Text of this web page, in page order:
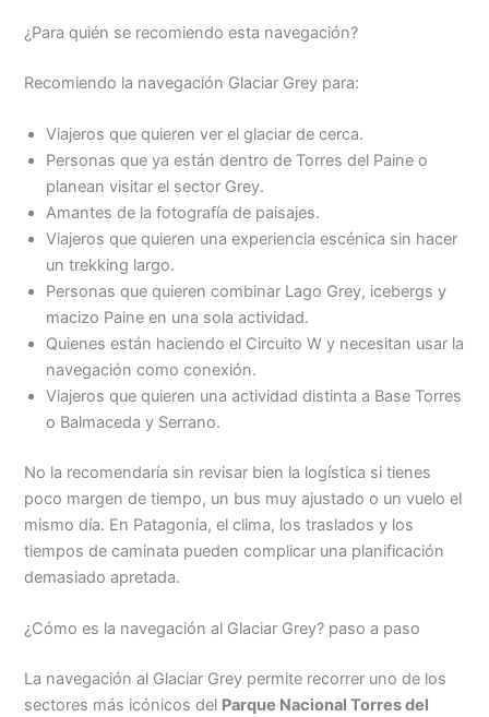
¿Para quién se recomiendo esta navegación?
Recomiendo la navegación Glaciar Grey para:
Viajeros que quieren ver el glaciar de cerca.
Personas que ya están dentro de Torres del Paine o
planean visitar el sector Grey.
Amantes de la fotografía de paisajes.
Viajeros que quieren una experiencia escénica sin hacer
un trekking largo.
Personas que quieren combinar Lago Grey, icebergs y
macizo Paine en una sola actividad.
Quienes están haciendo el Circuito W y necesitan usar la
navegación como conexión.
Viajeros que quieren una actividad distinta a Base Torres
o Balmaceda y Serrano.
No la recomendaría sin revisar bien la logística si tienes
poco margen de tiempo, un bus muy ajustado o un vuelo el
mismo día. En Patagonia, el clima, los traslados y los
tiempos de caminata pueden complicar una planificación
demasiado apretada.
¿Cómo es la navegación al Glaciar Grey? paso a paso
La navegación al Glaciar Grey permite recorrer uno de los
sectores más icónicos del Parque Nacional Torres del